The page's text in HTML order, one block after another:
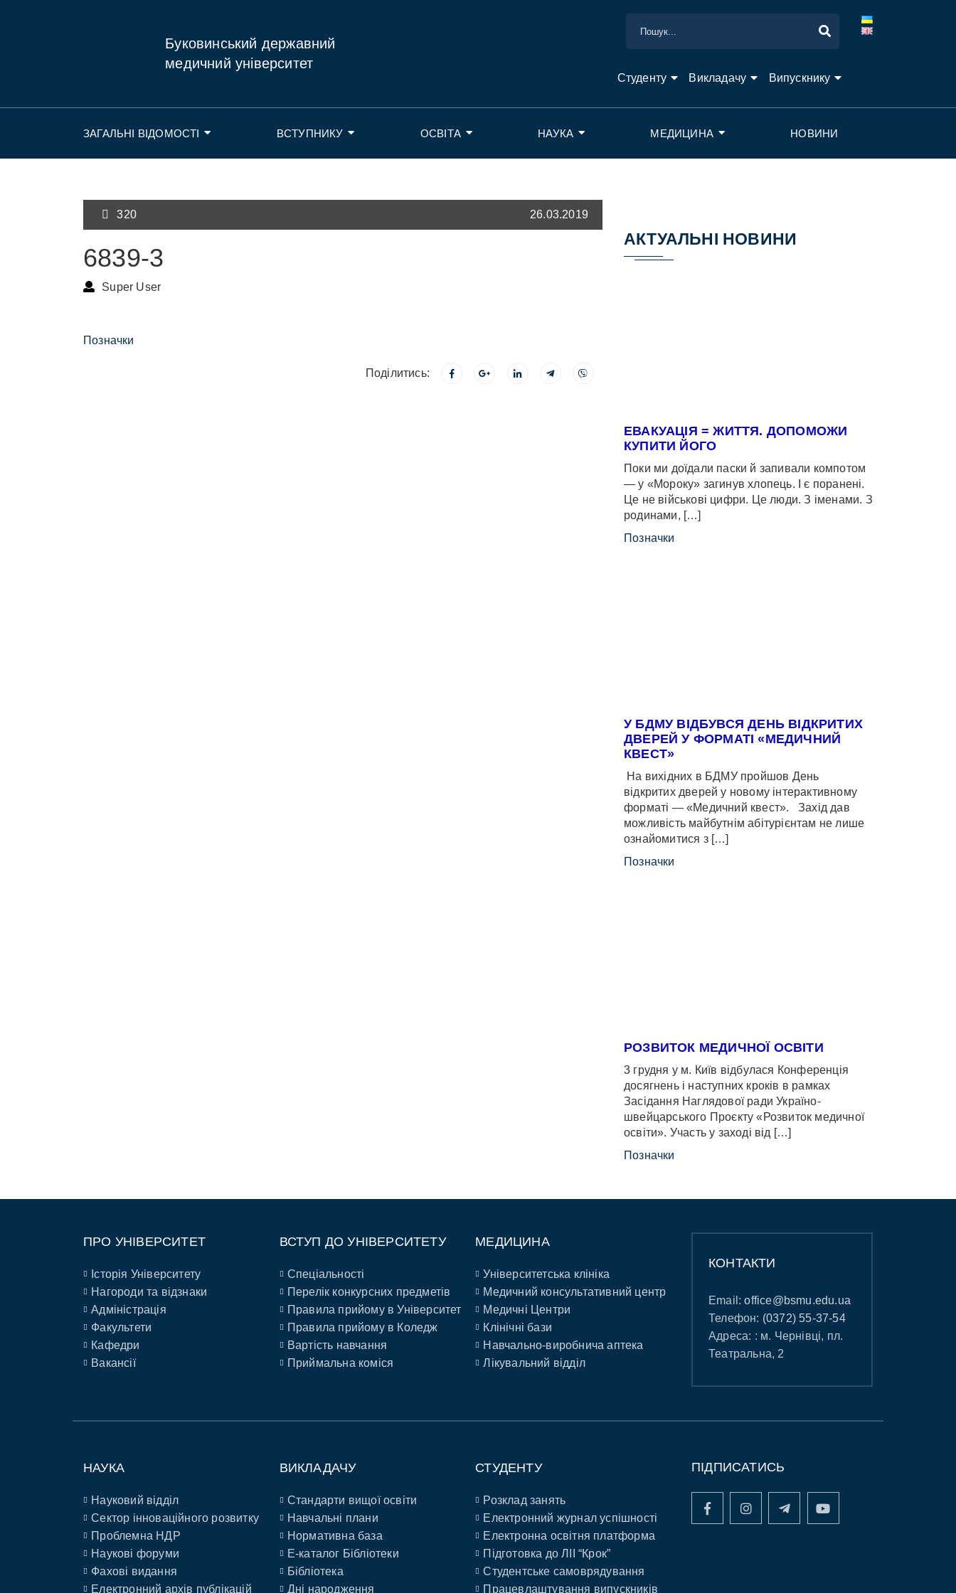
Буковинський державний
медичний університет
Студенту Викладачу Випускнику
ЗАГАЛЬНІ ВІДОМОСТІ ВСТУПНИКУ ОСВІТА НАУКА МЕДИЦИНА НОВИНИ
320 26.03.2019
6839-3
Super User
Позначки
Поділитись:
АКТУАЛЬНІ НОВИНИ
ЕВАКУАЦІЯ = ЖИТТЯ. ДОПОМОЖИ
КУПИТИ ЙОГО
Поки ми доїдали паски й запивали компотом
— у «Мороку» загинув хлопець. І є поранені.
Це не військові цифри. Це люди. З іменами. З
родинами, […]
Позначки
У БДМУ ВІДБУВСЯ ДЕНЬ ВІДКРИТИХ
ДВЕРЕЙ У ФОРМАТІ «МЕДИЧНИЙ
КВЕСТ»
На вихідних в БДМУ пройшов День
відкритих дверей у новому інтерактивному
форматі — «Медичний квест». Захід дав
можливість майбутнім абітурієнтам не лише
ознайомитися з […]
Позначки
РОЗВИТОК МЕДИЧНОЇ ОСВІТИ
3 грудня у м. Київ відбулася Конференція
досягнень і наступних кроків в рамках
Засідання Наглядової ради Україно-
швейцарського Проєкту «Розвиток медичної
освіти». Участь у заході від […]
Позначки
ПРО УНІВЕРСИТЕТ
Історія Університету
Нагороди та відзнаки
Адміністрація
Факультети
Кафедри
Вакансії
ВСТУП ДО УНІВЕРСИТЕТУ
Спеціальності
Перелік конкурсних предметів
Правила прийому в Університет
Правила прийому в Коледж
Вартість навчання
Приймальна коміся
МЕДИЦИНА
Університетська клініка
Медичний консультативний центр
Медичні Центри
Клінічні бази
Навчально-виробнича аптека
Лікувальний відділ
КОНТАКТИ
Email:office@bsmu.edu.ua
Телефон: (0372) 55-37-54
Адреса: : м. Чернівці, пл.
Театральна, 2
НАУКА
Науковий відділ
Сектор інноваційного розвитку
Проблемна НДР
Наукові форуми
Фахові видання
Електронний архів публікацій
ВИКЛАДАЧУ
Стандарти вищої освіти
Навчальні плани
Нормативна база
E-каталог Бібліотеки
Бібліотека
Дні народження
СТУДЕНТУ
Розклад занять
Електронний журнал успішності
Електронна освітня платформа
Підготовка до ЛІІ “Крок”
Студентське самоврядування
Працевлаштування випускників
ПІДПИСАТИСЬ